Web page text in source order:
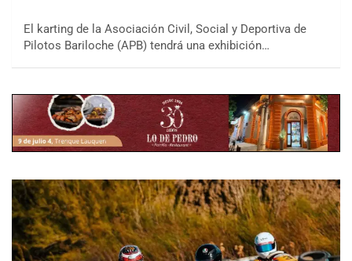
El karting de la Asociación Civil, Social y Deportiva de
Pilotos Bariloche (APB) tendrá una exhibición…